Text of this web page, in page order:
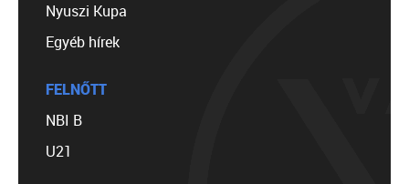
Nyuszi Kupa
Egyéb hírek
FELNŐTT
NBI B
U21